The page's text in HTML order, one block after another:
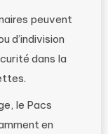
peuvent
d’indivision
dans la
le Pacs
en